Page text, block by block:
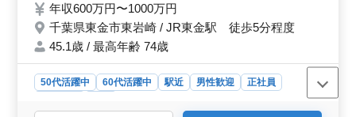
待ちしております。 培ってきたスキルをぜ
ひ当院で活かして働きましょう！
年収600万円〜1000万円
千葉県東金市東岩崎 / JR東金駅 徒歩5分程度
45.1歳 / 最高年齢 74歳
50代活躍中 60代活躍中 駅近 男性歓迎
正社員